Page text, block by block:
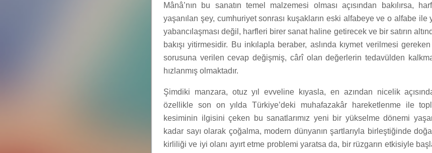
Mânâ’nın bu sanatın temel malzemesi olması açısından bakılırsa,
yaşanılan şey, cumhuriyet sonrası kuşakların eski alfabeye ve o alfabe ile
yabancılaşması değil, harfleri birer sanat haline getirecek ve bir satırın
bakışı yitirmesidir. Bu inkılapla beraber, aslında kıymet verilmesi
sorusuna verilen cevap değişmiş, cârî olan değerlerin tedavülden
hızlanmış olmaktadır.
Şimdiki manzara, otuz yıl evveline kıyasla, en azından nicelik
özellikle son on yılda Türkiye’deki muhafazakâr hareketlenme ile
kesiminin ilgisini çeken bu sanatlarımız yeni bir yükselme dönemi
kadar sayı olarak çoğalma, modern dünyanın şartlarıyla birleştiğinde
kirliliği ve iyi olanı ayırt etme problemi yaratsa da, bir rüzgarın etkisiyle